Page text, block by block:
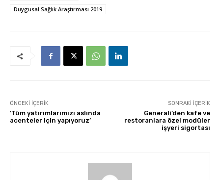
Duygusal Sağlık Araştırması 2019
ÖNCEKI İÇERIK
‘Tüm yatırımlarımızı aslında
acenteler için yapıyoruz’
SONRAKI İÇERIK
Generali’den kafe ve
restoranlara özel modüler
işyeri sigortası